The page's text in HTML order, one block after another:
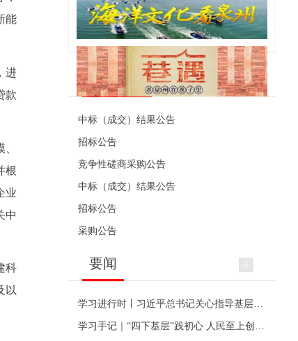
能
进
款
根
业
中
科
以
便民资讯
中标（成交）结果公告
招标公告
竞争性磋商采购公告
中标（成交）结果公告
招标公告
采购公告
要闻